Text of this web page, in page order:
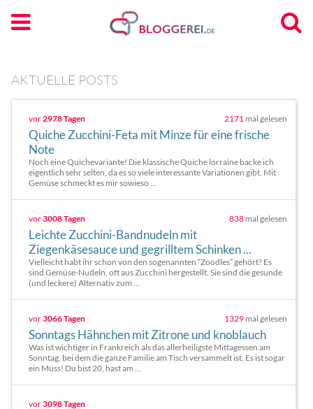
AKTUELLE POSTS
vor2978 Tagen 2171 mal gelesen
Quiche Zucchini-Feta mit Minze für eine frische
Note
Noch eine Quichevariante! Die klassische Quiche lorraine backe ich
eigentlich sehr selten, da es so viele interessante Variationen gibt. Mit
Gemüse schmeckt es mir sowieso ...
vor3008 Tagen 838 mal gelesen
Leichte Zucchini-Bandnudeln mit
Ziegenkäsesauce und gegrilltem Schinken ...
Vielleicht habt ihr schon von den sogenannten “Zoodles” gehört? Es
sind Gemüse-Nudeln, oft aus Zucchini hergestellt. Sie sind die gesunde
(und leckere) Alternativ zum ...
vor3066 Tagen 1329 mal gelesen
Sonntags Hähnchen mit Zitrone und knoblauch
Was ist wichtiger in Frankreich als das allerheiligste Mittagessen am
Sonntag, bei dem die ganze Familie am Tisch versammelt ist. Es ist sogar
ein Muss! Du bist 20, hast am ...
vor3098 Tagen